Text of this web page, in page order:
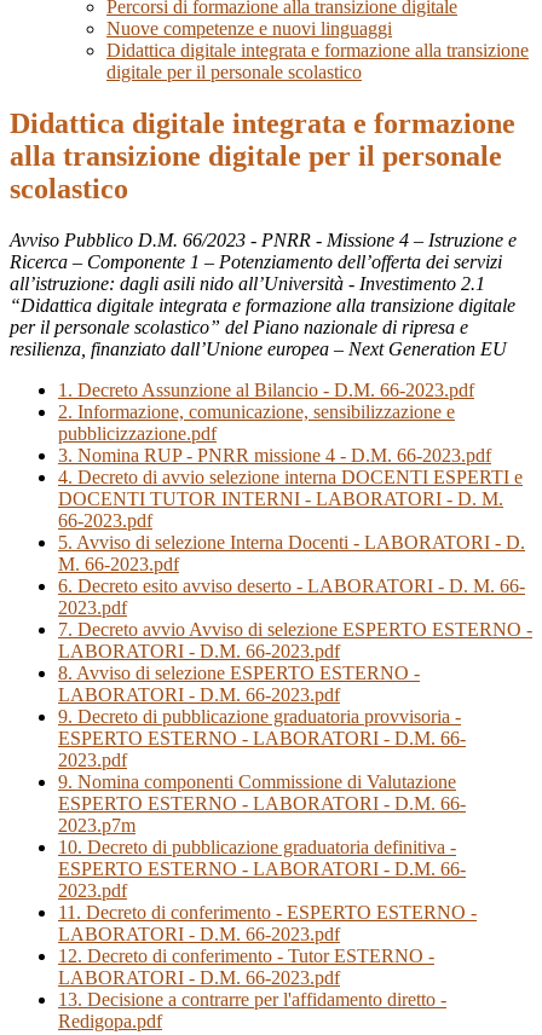
Percorsi di formazione alla transizione digitale
Nuove competenze e nuovi linguaggi
Didattica digitale integrata e formazione alla transizione
digitale per il personale scolastico
Didattica digitale integrata e formazione
alla transizione digitale per il personale
scolastico
Avviso Pubblico D.M. 66/2023 - PNRR - Missione 4 – Istruzione e
Ricerca – Componente 1 – Potenziamento dell’offerta dei servizi
all’istruzione: dagli asili nido all’Università - Investimento 2.1
“Didattica digitale integrata e formazione alla transizione digitale
per il personale scolastico” del Piano nazionale di ripresa e
resilienza, finanziato dall’Unione europea – Next Generation EU
1. Decreto Assunzione al Bilancio - D.M. 66-2023.pdf
2. Informazione, comunicazione, sensibilizzazione e
pubblicizzazione.pdf
3. Nomina RUP - PNRR missione 4 - D.M. 66-2023.pdf
4. Decreto di avvio selezione interna DOCENTI ESPERTI e
DOCENTI TUTOR INTERNI - LABORATORI - D. M.
66-2023.pdf
5. Avviso di selezione Interna Docenti - LABORATORI - D.
M. 66-2023.pdf
6. Decreto esito avviso deserto - LABORATORI - D. M. 66-
2023.pdf
7. Decreto avvio Avviso di selezione ESPERTO ESTERNO -
LABORATORI - D.M. 66-2023.pdf
8. Avviso di selezione ESPERTO ESTERNO -
LABORATORI - D.M. 66-2023.pdf
9. Decreto di pubblicazione graduatoria provvisoria -
ESPERTO ESTERNO - LABORATORI - D.M. 66-
2023.pdf
9. Nomina componenti Commissione di Valutazione
ESPERTO ESTERNO - LABORATORI - D.M. 66-
2023.p7m
10. Decreto di pubblicazione graduatoria definitiva -
ESPERTO ESTERNO - LABORATORI - D.M. 66-
2023.pdf
11. Decreto di conferimento - ESPERTO ESTERNO -
LABORATORI - D.M. 66-2023.pdf
12. Decreto di conferimento - Tutor ESTERNO -
LABORATORI - D.M. 66-2023.pdf
13. Decisione a contrarre per l'affidamento diretto -
Redigopa.pdf